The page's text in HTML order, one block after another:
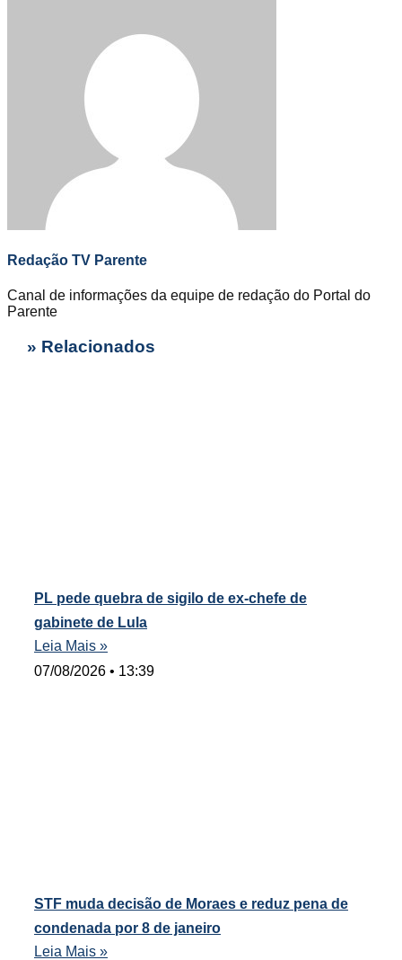
Redação TV Parente
Canal de informações da equipe de redação do Portal do
Parente
» Relacionados
PL pede quebra de sigilo de ex-chefe de
gabinete de Lula
Leia Mais »
07/08/2026
13:39
STF muda decisão de Moraes e reduz pena de
condenada por 8 de janeiro
Leia Mais »